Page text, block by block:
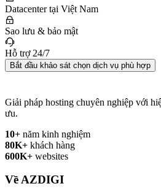
Datacenter tại Việt Nam
Sao lưu & bảo mật
Hỗ trợ 24/7
Bắt đầu khảo sát chọn dịch vụ phù hợp
Giải pháp hosting chuyên nghiệp với
ưu.
10+ năm kinh nghiệm
80K+ khách hàng
600K+ websites
Về AZDIGI